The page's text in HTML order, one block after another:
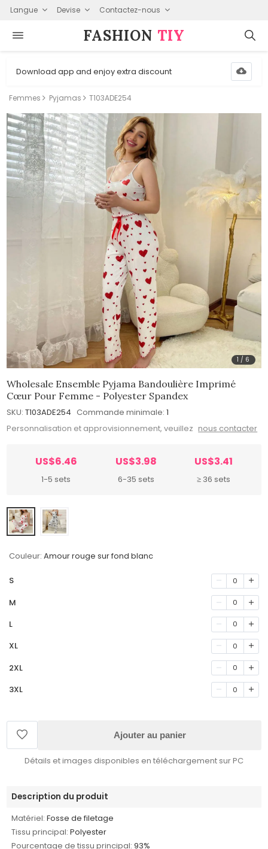
Langue Devise Contactez-nous
FASHION⁠ TIY
Download app and enjoy extra discount
Femmes Pyjamas T103ADE254
1 / 6
Wholesale Ensemble Pyjama Bandoulière Imprimé
Cœur Pour Femme - Polyester Spandex
SKU: T103ADE254 Commande minimale: 1
Personnalisation et approvisionnement, veuillez nous contacter
US$6.46
1-5 sets
US$3.98
6-35 sets
US$3.41
≥ 36 sets
Couleur: Amour rouge sur fond blanc
S 0
M 0
L 0
XL 0
2XL 0
3XL 0
Ajouter au panier
Détails et images disponibles en téléchargement sur PC
Description du produit
Matériel: Fosse de filetage
Tissu principal: Polyester
Pourcentage de tissu principal: 93%